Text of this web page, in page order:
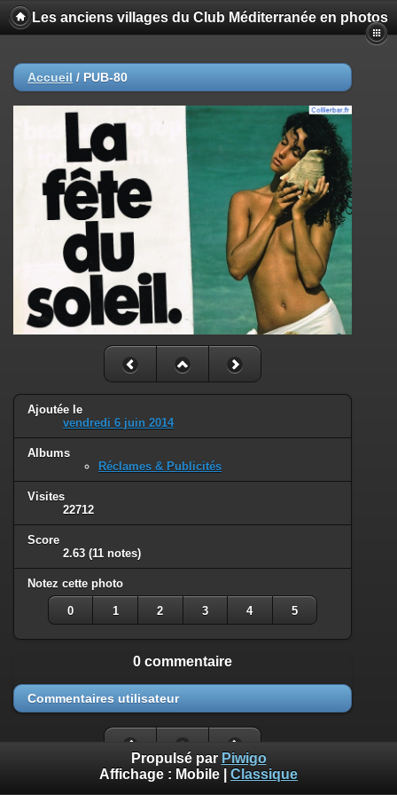
Les anciens villages du Club Méditerranée en photos
Accueil / PUB-80
Ajoutée le
vendredi 6 juin 2014
Albums
Réclames & Publicités
Visites
22712
Score
2.63 (11 notes)
Notez cette photo
0 1 2 3 4 5
0 commentaire
Commentaires utilisateur
Propulsé par Piwigo
Affichage : Mobile Classique